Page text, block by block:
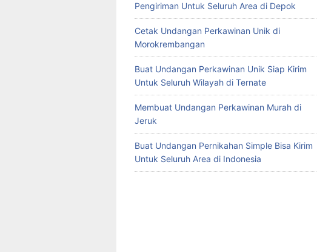
Pengiriman Untuk Seluruh Area di Depok
Cetak Undangan Perkawinan Unik di
Morokrembangan
Buat Undangan Perkawinan Unik Siap Kirim
Untuk Seluruh Wilayah di Ternate
Membuat Undangan Perkawinan Murah di
Jeruk
Buat Undangan Pernikahan Simple Bisa Kirim
Untuk Seluruh Area di Indonesia